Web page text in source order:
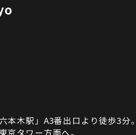
木駅」A3番出口より徒歩3分。